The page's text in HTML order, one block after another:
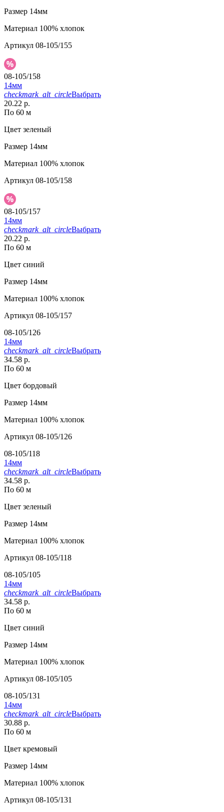
Размер 14мм
Материал 100% хлопок
Артикул 08-105/155
08-105/158
14мм
checkmark_alt_circleВыбрать
20.22 р.
По 60 м
Цвет зеленый
Размер 14мм
Материал 100% хлопок
Артикул 08-105/158
08-105/157
14мм
checkmark_alt_circleВыбрать
20.22 р.
По 60 м
Цвет синий
Размер 14мм
Материал 100% хлопок
Артикул 08-105/157
08-105/126
14мм
checkmark_alt_circleВыбрать
34.58 р.
По 60 м
Цвет бордовый
Размер 14мм
Материал 100% хлопок
Артикул 08-105/126
08-105/118
14мм
checkmark_alt_circleВыбрать
34.58 р.
По 60 м
Цвет зеленый
Размер 14мм
Материал 100% хлопок
Артикул 08-105/118
08-105/105
14мм
checkmark_alt_circleВыбрать
34.58 р.
По 60 м
Цвет синий
Размер 14мм
Материал 100% хлопок
Артикул 08-105/105
08-105/131
14мм
checkmark_alt_circleВыбрать
30.88 р.
По 60 м
Цвет кремовый
Размер 14мм
Материал 100% хлопок
Артикул 08-105/131